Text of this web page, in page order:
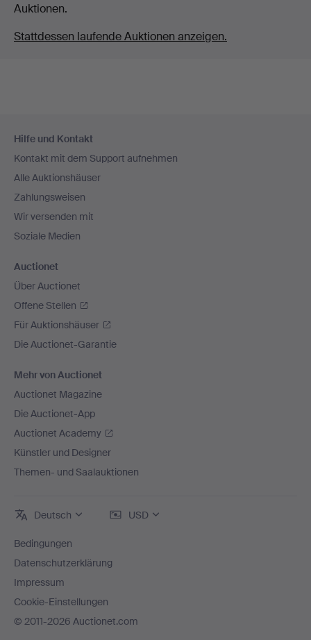
Auktionen.
Stattdessen laufende Auktionen anzeigen.
Navigation
Hilfe und Kontakt
Kontakt mit dem Support aufnehmen
Alle Auktionshäuser
Zahlungsweisen
Wir versenden mit
Soziale Medien
Auctionet
Über Auctionet
Offene Stellen
Für Auktionshäuser
Die Auctionet-Garantie
Mehr von Auctionet
Auctionet Magazine
Die Auctionet-App
Auctionet Academy
Künstler und Designer
Themen- und Saalauktionen
Deutsch USD
Bedingungen
Datenschutzerklärung
Impressum
Cookie-Einstellungen
© 2011-2026 Auctionet.com